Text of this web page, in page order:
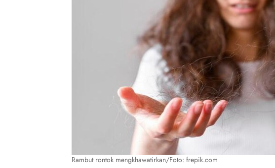
Rambut rontok mengkhawatirkan/Foto: frepik.com